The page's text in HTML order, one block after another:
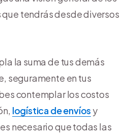
tendrás desde diversos
la suma de tus demás
seguramente en tus
contemplar los costos
logística de envíos y
necesario que todas las